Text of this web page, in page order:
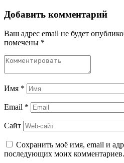
Добавить комментарий
Ваш адрес email не будет
помечены *
Имя *
Email *
Сайт
Сохранить моё имя, email и
последующих моих комментариев.